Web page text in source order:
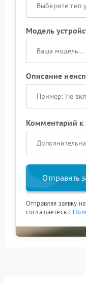
Выберите тип
Модель
Описание
Комментарий к
Отправить
Отправляя заявку
соглашаетесь с